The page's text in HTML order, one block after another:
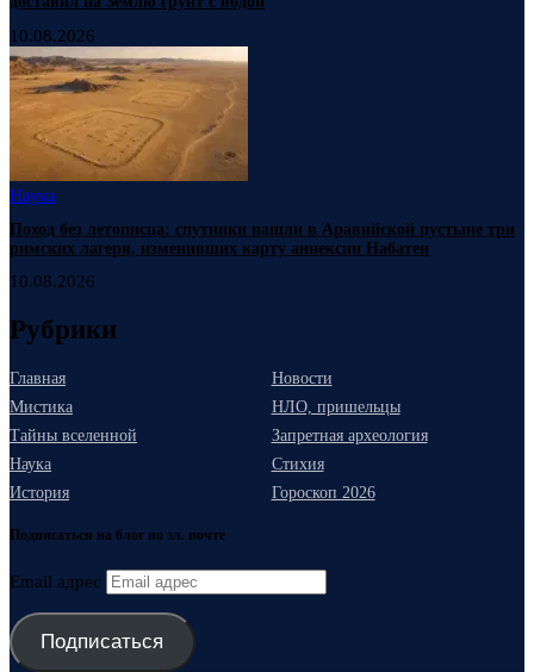
10.08.2026
Наука
Поход без летописца: спутники нашли в Аравийской пустыне три
римских лагеря, изменивших карту аннексии Набатеи
10.08.2026
Рубрики
Главная
Новости
Мистика
НЛО, пришельцы
Тайны вселенной
Запретная археология
Наука
Стихия
История
Гороскоп 2026
Подписаться на блог по эл. почте
Email адрес
Подписаться